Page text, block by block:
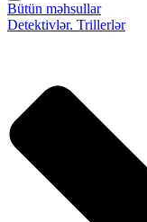
Bütün məhsullar
Detektivlər. Trillerlər